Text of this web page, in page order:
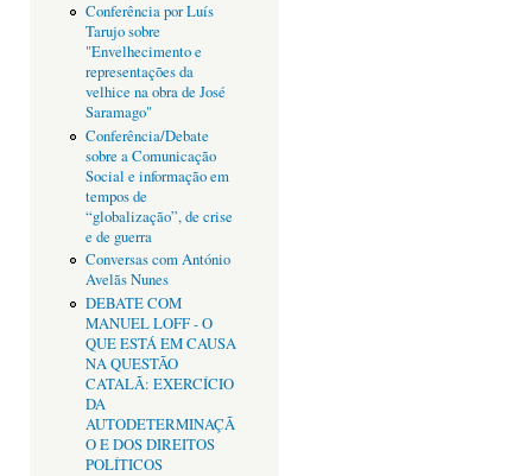
Conferência por Luís
Tarujo sobre
"Envelhecimento e
representações da
velhice na obra de José
Saramago"
Conferência/Debate
sobre a Comunicação
Social e informação em
tempos de
“globalização”, de crise
e de guerra
Conversas com António
Avelãs Nunes
DEBATE COM
MANUEL LOFF - O
QUE ESTÁ EM CAUSA
NA QUESTÃO
CATALÃ: EXERCÍCIO
DA
AUTODETERMINAÇÃ
O E DOS DIREITOS
POLÍTICOS